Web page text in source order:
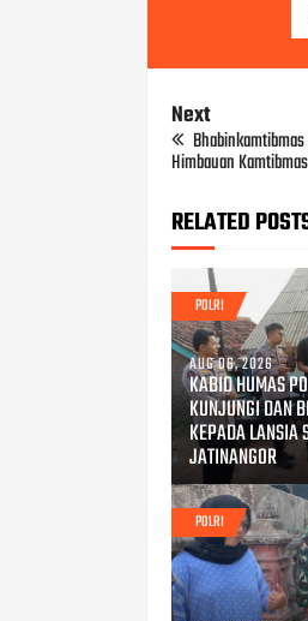
Next
Himbauan
RELATED
POLRI
AUG 06, 2026
KABID HUMAS
KUNJUNGI DAN
KEPADA LANSIA
JATINANGOR
POLRI